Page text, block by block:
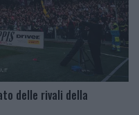
delle rivali della